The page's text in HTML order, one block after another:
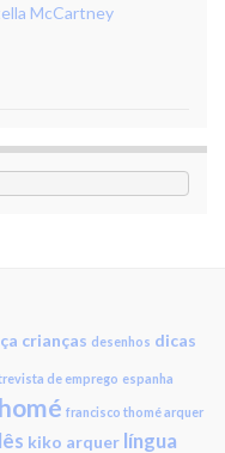
McCartney
crianças desenhos dicas
de emprego espanha
francisco thomé arquer
kiko arquer língua